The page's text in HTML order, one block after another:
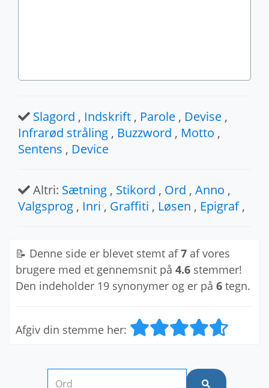
Slagord , Indskrift , Parole , Devise ,
Infrarød stråling , Buzzword , Motto ,
Sentens , Device
Altri: Sætning , Stikord , Ord , Anno ,
Valgsprog , Inri , Graffiti , Løsen , Epigraf,
📝 Denne side er blevet stemt af7 af vores
brugere med et gennemsnit på 4.6 stemmer!
Den indeholder 19 synonymer og er på 6 tegn.
Afgiv din stemme her: